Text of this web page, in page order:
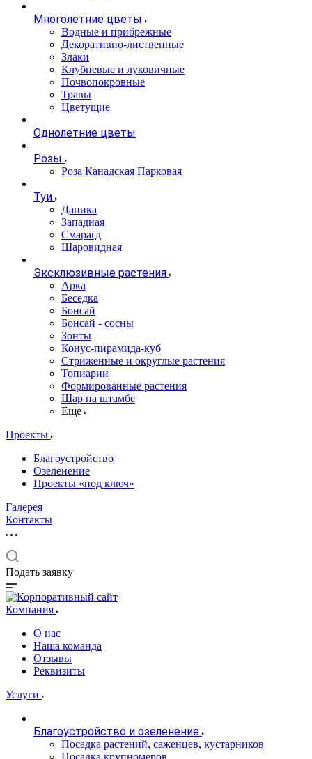
Многолетние цветы
Водные и прибрежные
Декоративно-лиственные
Злаки
Клубневые и луковичные
Почвопокровные
Травы
Цветущие
Однолетние цветы
Розы
Роза Канадская Парковая
Туи
Даника
Западная
Смарагд
Шаровидная
Эксклюзивные растения
Арка
Беседка
Бонсай
Бонсай - сосны
Зонты
Конус-пирамида-куб
Стриженные и округлые растения
Топиарии
Формированные растения
Шар на штамбе
Еще
Проекты
Благоустройство
Озеленение
Проекты «под ключ»
Галерея
Контакты
Подать заявку
Компания
О нас
Наша команда
Отзывы
Реквизиты
Услуги
Благоустройство и озеленение
Посадка растений, саженцев, кустарников
Посадка крупномеров